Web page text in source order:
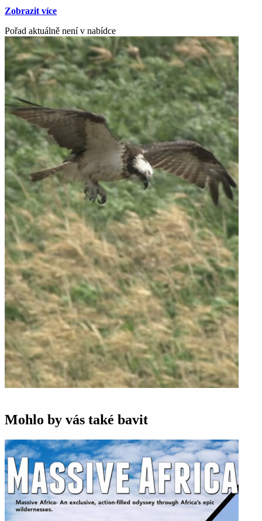
Zobrazit více
Pořad aktuálně není v nabídce
Mohlo by vás také bavit